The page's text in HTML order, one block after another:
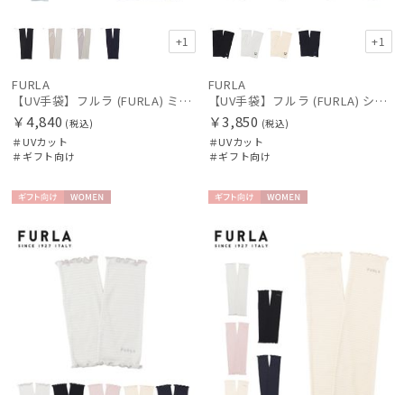
+1
FURLA
【UV手袋】フルラ (FURLA) ミディアム ＵＶ手袋 FURLAロゴ 指無し
￥4,840 (税込)
＃UVカット
＃ギフト向け
+1
FURLA
【UV手袋】フルラ (FURLA) ショート ＵＶ手袋 ベア 指無し
￥3,850 (税込)
＃UVカット
＃ギフト向け
向け
N
向け
N